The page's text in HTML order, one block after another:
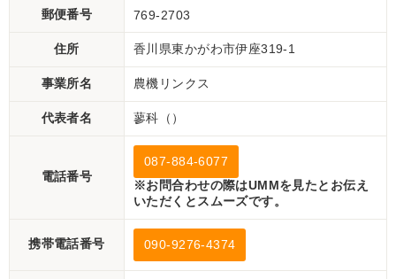
郵便番号 769-2703
住所 香川県東かがわ市伊座319-1
事業所名 農機リンクス
代表者名 蓼科（）
電話番号
087-884-6077
※お問合わせの際はUMMを見たとお伝え
いただくとスムーズです。
携帯電話番号 090-9276-4374